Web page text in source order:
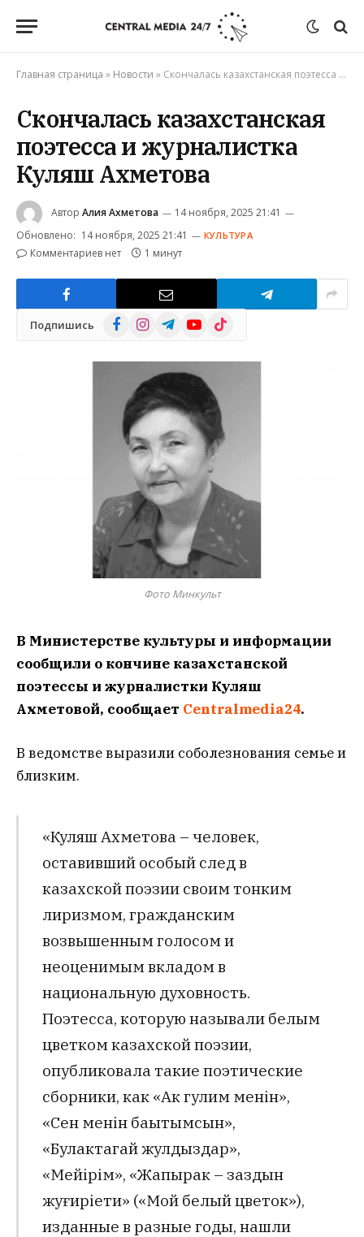
Главная страница » Новости » Скончалась казахстанская поэтесса и журналистка Куляш Ахметова
Скончалась казахстанская
поэтесса и журналистка
Куляш Ахметова
Автор Алия Ахметова
14 ноября, 2025 21:41
Обновлено: 14 ноября, 2025 21:41 КУЛЬТУРА
Комментариев нет 1 минут
Подпишись FacebookInstagramTelegramYouTube
TikTok
Фото Минкульт
В Министерстве культуры и информации
сообщили о кончине казахстанской
поэтессы и журналистки Куляш
Ахметовой, сообщает Centralmedia24.
В ведомстве выразили соболезнования семье и
близким.
«Куляш Ахметова – человек,
оставивший особый след в
казахской поэзии своим тонким
лиризмом, гражданским
возвышенным голосом и
неоценимым вкладом в
национальную духовность.
Поэтесса, которую называли белым
цветком казахской поэзии,
опубликовала такие поэтические
сборники, как «Ак гулим менін»,
«Сен менін бақытымсын»,
«Булактагай жулдыздар»,
«Мейірім», «Жапырак – заздын
жуғиріети» («Мой белый цветок»),
изданные в разные годы, нашли